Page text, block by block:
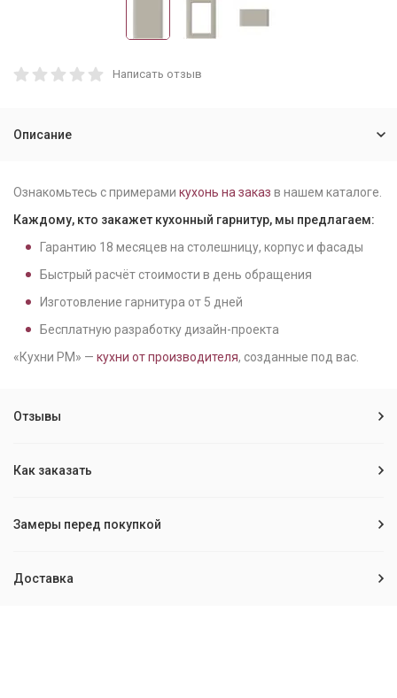
Написать отзыв
Описание
Ознакомьтесь с примерами кухонь на заказ в нашем каталоге.
Каждому, кто закажет кухонный гарнитур, мы предлагаем:
Гарантию 18 месяцев на столешницу, корпус и фасады
Быстрый расчёт стоимости в день обращения
Изготовление гарнитура от 5 дней
Бесплатную разработку дизайн-проекта
«Кухни РМ» — кухни от производителя, созданные под вас.
Отзывы
Как заказать
Замеры перед покупкой
Доставка